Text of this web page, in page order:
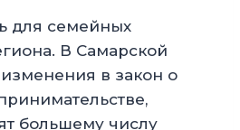
для семейных
В Самарской
изменения в закон о
большему числу